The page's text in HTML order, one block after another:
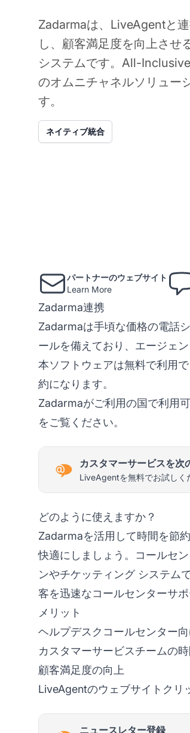
Zadarmaは、LiveAgentと
し、顧客満足度を向上させ
システムです。All-
のオムニチャネルソリュー
す。
ネイティブ統合
パートナーのウェブサイト
Learn More
Zadarma連携
Zadarmaは手頃な価格の電話
ールを備えており、エージェ
本ソフトウェアは無料で利用
約になります。
Zadarmaがご利用の国で利用
をご覧ください。
カスタマーサービスを次
LiveAgentを無料でお試しく
どのように使えますか？
Zadarmaを活用して時間を節
快適にしましょう。コールセ
ンやチケッティングシステム
客を迅速なコールセンターサ
メリット
ヘルプデスクコールセンター
カスタマーサービスチームの
顧客満足度の向上
LiveAgentのウェブサイトクリ
ニュースレター登録